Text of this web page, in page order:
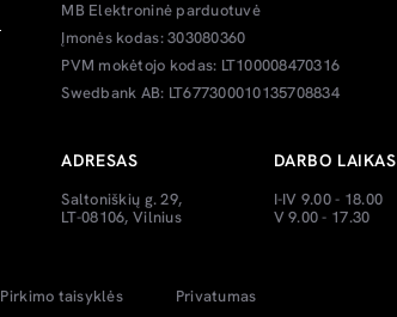
MB Elektroninė parduotuvė
Įmonės kodas: 303080360
PVM mokėtojo kodas: LT100008470316
Swedbank AB: LT677300010135708834
ADRESAS
Saltoniškių g. 29,
LT-08106, Vilnius
DARBO LAIKAS
I-IV 9.00 - 18.00
V 9.00 - 17.30
Pirkimo taisyklės Privatumas